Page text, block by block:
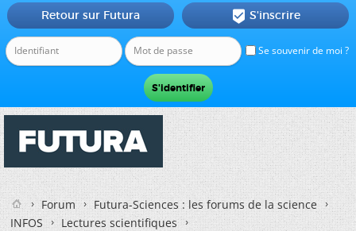
Se souvenir de moi ?
Retour sur Futura  S'inscrire
Forum
Futura-Sciences : les forums de la science
INFOS
Lectures scientifiques